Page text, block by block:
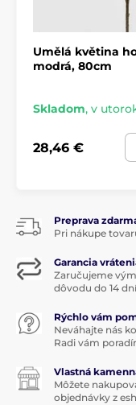
Umělá květina
modrá, 80cm
Skladom, v
28,46 €
Preprava
Pri nákupe
Garancia
Zaručujeme
dôvodu do 14
Rýchlo vám
Neváhajte nás
Radi vám
Vlastná
Môžete
objednávky z